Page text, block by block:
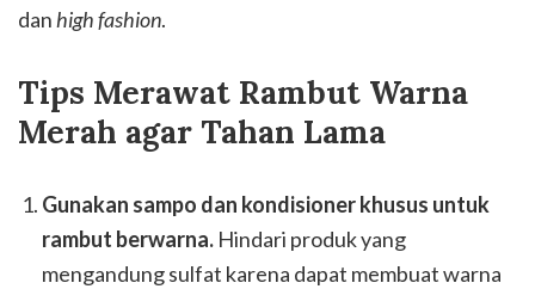
danhigh fashion.
Tips Merawat Rambut Warna
Merah agar Tahan Lama
Gunakan sampo dan kondisioner khusus untuk
rambut berwarna. Hindari produk yang
mengandung sulfat karena dapat membuat warna